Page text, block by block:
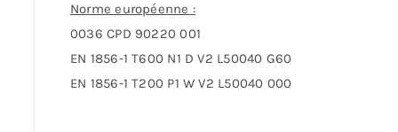
Norme européenne :
0036 CPD 90220 001
EN 1856-1 T600 N1 D V2 L50040 G60
EN 1856-1 T200 P1 W V2 L50040 000